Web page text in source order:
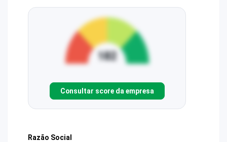
Consultar score da empresa
Razão Social